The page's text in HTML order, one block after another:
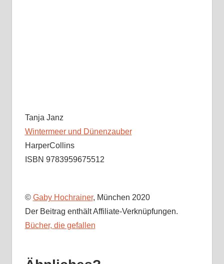
Tanja Janz
Wintermeer und Dünenzauber
HarperCollins
ISBN 9783959675512
© Gaby Hochrainer, München 2020
Der Beitrag enthält Affiliate-Verknüpfungen.
Bücher, die gefallen